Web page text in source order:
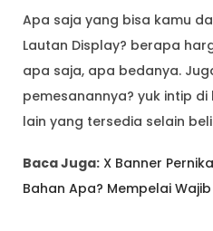
Apa saja yang bisa kamu
Lautan Display? berapa
apa saja, apa bedanya.
pemesanannya? yuk intip
lain yang tersedia selain
Baca Juga: X Banner
Bahan Apa? Mempelai